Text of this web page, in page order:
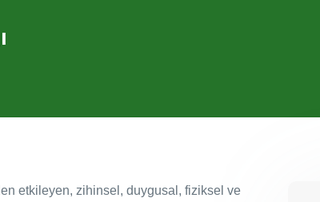
etkileyen, zihinsel, duygusal, fiziksel ve